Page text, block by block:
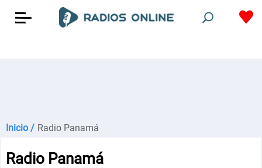
Inicio / Radio Panamá
Radio Panamá